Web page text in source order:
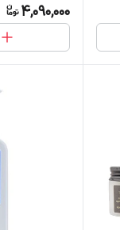
4,090,000